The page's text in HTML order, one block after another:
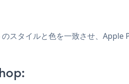
スタイルと色を一致させ、